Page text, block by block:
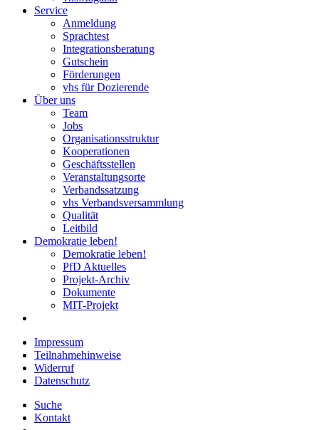
Service
Anmeldung
Sprachtest
Integrationsberatung
Gutschein
Förderungen
vhs für Dozierende
Über uns
Team
Jobs
Organisationsstruktur
Kooperationen
Geschäftsstellen
Veranstaltungsorte
Verbandssatzung
vhs Verbandsversammlung
Qualität
Leitbild
Demokratie leben!
Demokratie leben!
PfD Aktuelles
Projekt-Archiv
Dokumente
MIT-Projekt
Impressum
Teilnahmehinweise
Widerruf
Datenschutz
Suche
Kontakt